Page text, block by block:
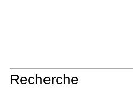
Recherche